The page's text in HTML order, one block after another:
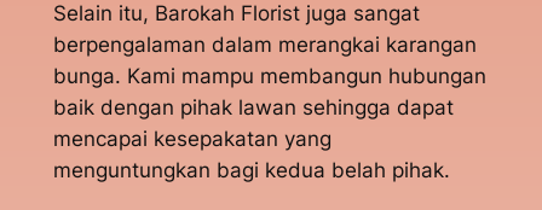
Selain itu, Barokah Florist juga sangat
berpengalaman dalam merangkai karangan
bunga. Kami mampu membangun hubungan
baik dengan pihak lawan sehingga dapat
mencapai kesepakatan yang
menguntungkan bagi kedua belah pihak.